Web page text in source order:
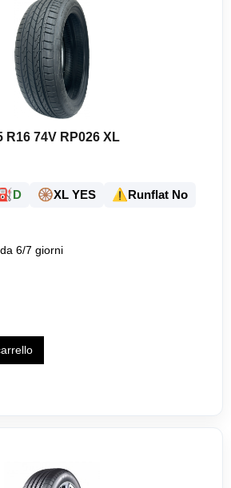
R16 74V RP026 XL
⛽D 🛞XL YES ⚠️Runflat No
6/7 giorni